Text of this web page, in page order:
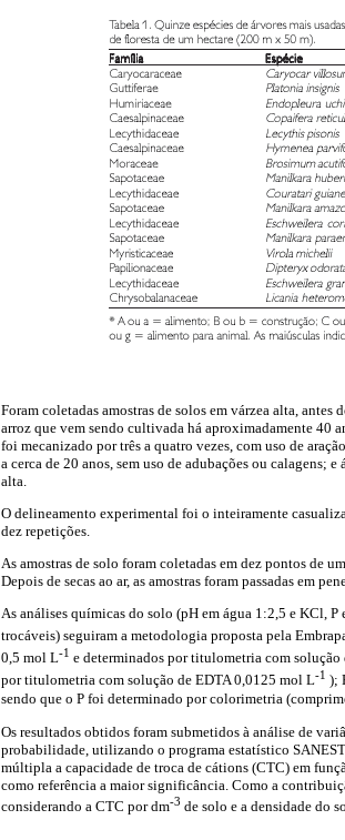
Foram coletadas amostras de solos em várzea alta,
arroz que vem sendo cultivada há aproximadamente 40
foi mecanizado por três a quatro vezes, com uso de
a cerca de 20 anos, sem uso de adubações ou calagens;
alta.
O delineamento experimental foi o inteiramente
dez repetições.
As amostras de solo foram coletadas em dez pontos de
Depois de secas ao ar, as amostras foram passadas em
As análises químicas do solo (pH em água 1:2,5 e KCl,
trocáveis) seguiram a metodologia proposta pela
0,5 mol L-1 e determinados por titulometria com
por titulometria com solução de EDTA 0,0125 mol L-1 );
sendo que o P foi determinado por colorimetria
Os resultados obtidos foram submetidos à análise de
probabilidade, utilizando o programa estatístico
múltipla a capacidade de troca de cátions (CTC) em
como referência a maior significância. Como a
considerando a CTC por dm-3 de solo e a densidade do